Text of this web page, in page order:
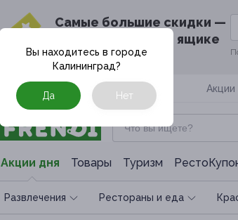
Cамые большие скидки —
в твоём почтовом ящике
Москва Акции
Акции дня Товары Туризм
Развлечения Рестораны и еда
Вы находитесь в городе
Калининград?
Да Нет